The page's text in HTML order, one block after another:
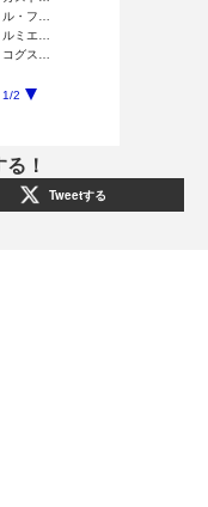
ル・フ…
ルミエ…
コグス…
1/2
！
Tweetする